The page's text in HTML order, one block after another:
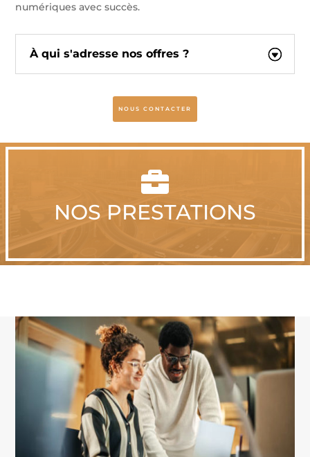
numériques avec succès.
À qui s'adresse nos offres ?
NOUS CONTACTER

NOS PRESTATIONS